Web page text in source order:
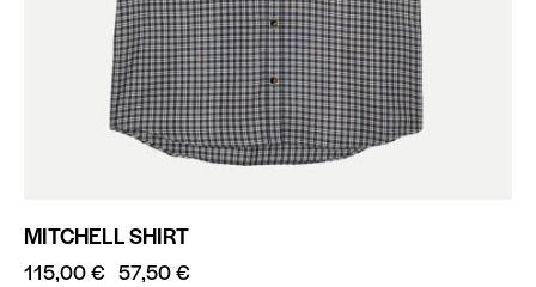
MITCHELL SHIRT
115,00€ 57,50€